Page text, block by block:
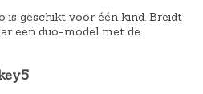
is geschikt voor één kind. Breidt
een duo-model met de